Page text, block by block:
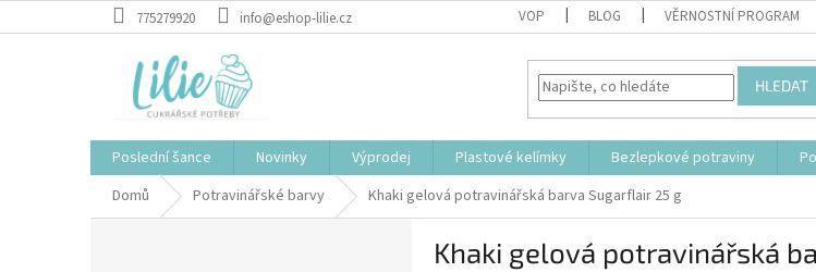
na
775279920 info@eshop-lilie.cz VOP BLOG VĚRNOSTNÍ PROGRAM
HLEDAT
Poslední šance Novinky Výprodej Plastové kelímky Bezlepkové potraviny
Domů
Potravinářské barvy Khaki gelová potravinářská barva Sugarflair 25 g
Khaki gelová potravinářská